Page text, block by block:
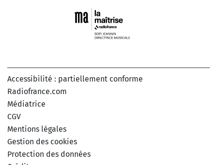
Accessibilité : partiellement conforme
Radiofrance.com
Médiatrice
CGV
Mentions légales
Gestion des cookies
Protection des données